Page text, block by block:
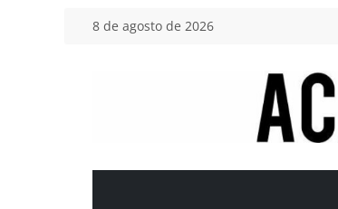
Saltar8 de agosto de 2026
Academia
del